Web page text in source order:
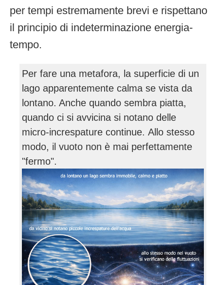
per tempi estremamente brevi e rispettano
il principio di indeterminazione energia-
tempo.
Per fare una metafora, la superficie di un
lago apparentemente calma se vista da
lontano. Anche quando sembra piatta,
quando ci si avvicina si notano delle
micro-increspature continue. Allo stesso
modo, il vuoto non è mai perfettamente
"fermo".